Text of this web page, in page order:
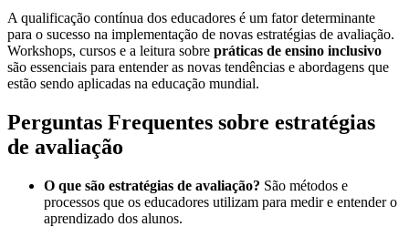
A qualificação contínua dos educadores é um fator determinante
para o sucesso na implementação de novas estratégias de avaliação.
Workshops, cursos e a leitura sobre práticas de ensino inclusivo
são essenciais para entender as novas tendências e abordagens que
estão sendo aplicadas na educação mundial.
Perguntas Frequentes sobre estratégias
de avaliação
O que são estratégias de avaliação? São métodos e
processos que os educadores utilizam para medir e entender o
aprendizado dos alunos.